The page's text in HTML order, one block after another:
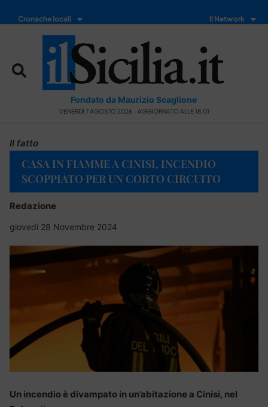
Cronache locali Il Network
Fondato da Maurizio Scaglione
VENERDÌ 7 AGOSTO 2026 - AGGIORNATO ALLE 18:01
Il fatto
CASA IN FIAMME A CINISI, INCENDIO
SCOPPIATO PER UN CORTO CIRCUITO
Redazione
giovedì 28 Novembre 2024
Un incendio è divampato in un’abitazione a Cinisi, nel